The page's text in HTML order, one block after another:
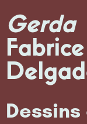
Gerda